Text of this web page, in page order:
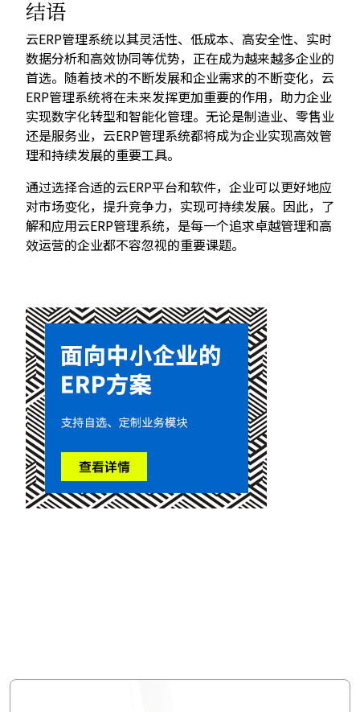
结语
云ERP管理系统以其灵活性、低成本、高安全性、实时
数据分析和高效协同等优势，正在成为越来越多企业的
首选。随着技术的不断发展和企业需求的不断变化，云
ERP管理系统将在未来发挥更加重要的作用，助力企业
实现数字化转型和智能化管理。无论是制造业、零售业
还是服务业，云ERP管理系统都将成为企业实现高效管
理和持续发展的重要工具。
通过选择合适的云ERP平台和软件，企业可以更好地应
对市场变化，提升竞争力，实现可持续发展。因此，了
解和应用云ERP管理系统，是每一个追求卓越管理和高
效运营的企业都不容忽视的重要课题。